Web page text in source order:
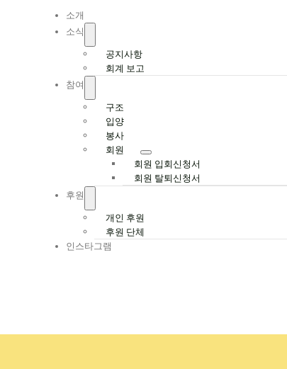
Navigation
소개
소식
공지사항
회계 보고
참여
구조
입양
봉사
회원
회원 입회신청서
회원 탈퇴신청서
후원
개인 후원
후원 단체
인스타그램